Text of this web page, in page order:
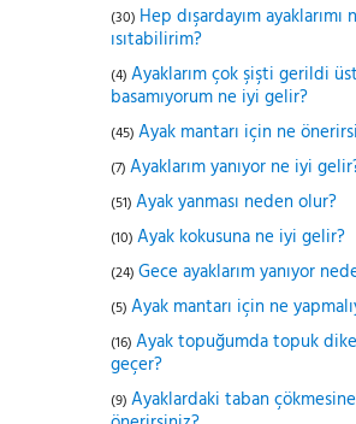
(30) Hep dışardayım ayaklarımı
ısıtabilirim?
(4) Ayaklarım çok şişti gerildi
basamıyorum ne iyi gelir?
(45) Ayak mantarı için ne
(7) Ayaklarım yanıyor ne iyi
(51) Ayak yanması neden olur?
(10) Ayak kokusuna ne iyi gelir?
(24) Gece ayaklarım yanıyor
(5) Ayak mantarı için ne
(16) Ayak topuğumda topuk
geçer?
(9) Ayaklardaki taban